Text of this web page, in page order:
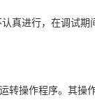
真进行，在调试
转操作程序。其操作